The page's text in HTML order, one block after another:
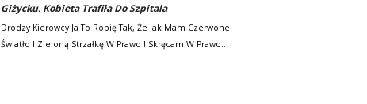
Giżycku. Kobieta Trafiła Do Szpitala
Drodzy Kierowcy Ja To Robię Tak, Że Jak Mam Czerwone
Światło I Zieloną Strzałkę W Prawo I Skręcam W Prawo…